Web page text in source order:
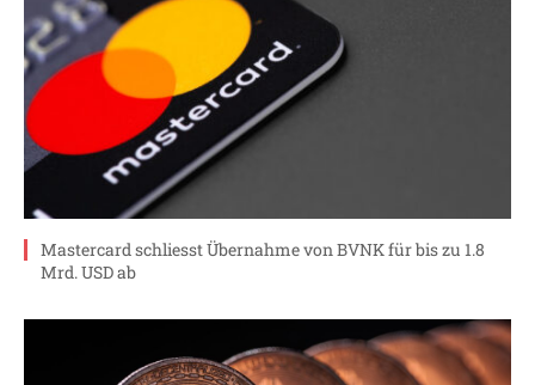
Mastercard schliesst Übernahme von BVNK für bis zu 1.8
Mrd. USD ab